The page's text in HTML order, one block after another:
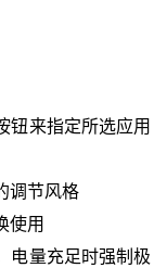
钮来指定所选应用
调节风格
使用
电量充足时强制极